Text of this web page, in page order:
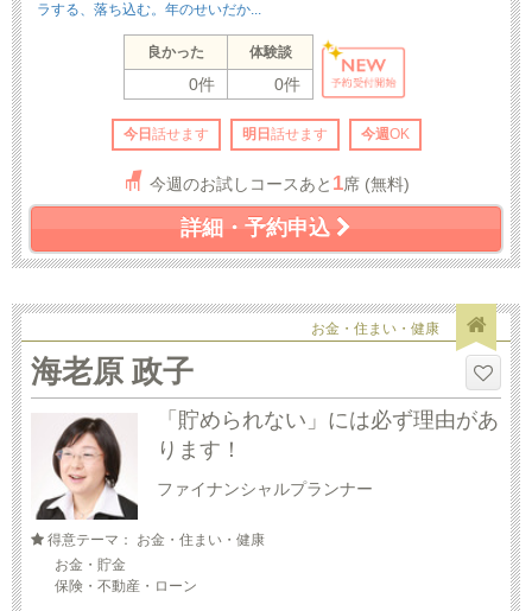
ラする、落ち込む。年のせいだか...
良かった 体験談
0件 0件
今日 話せます 明日 話せます 今週OK
今週のお試しコースあと 1席 (無料)
詳細・予約申込
お金・住まい・健康
海老原 政子
「貯められない」には必ず理由があ
ります！
ファイナンシャルプランナー
得意テーマ： お金・住まい・健康
お金・貯金
保険・不動産・ローン